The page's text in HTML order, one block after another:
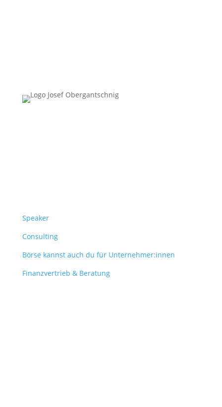
Speaker
Consulting
Börse kannst auch du für Unternehmer:innen
Finanzvertrieb & Beratung